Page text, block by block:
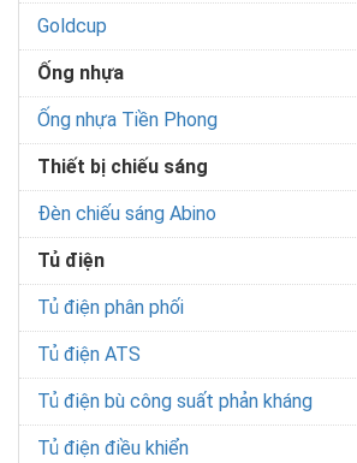
Goldcup
Ống nhựa
Ống nhựa Tiền Phong
Thiết bị chiếu sáng
Đèn chiếu sáng Abino
Tủ điện
Tủ điện phân phối
Tủ điện ATS
Tủ điện bù công suất phản kháng
Tủ điện điều khiển